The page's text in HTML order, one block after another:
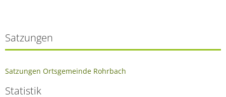
Satzungen
Satzungen Ortsgemeinde Rohrbach
Statistik